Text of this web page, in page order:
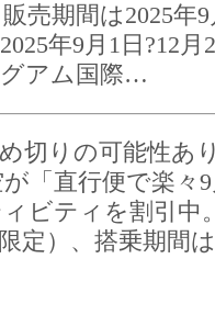
売期間は2025年
年9月1日?12
アム国際…
切りの可能性あ
「直行便で楽々
ビティを割引中
定）、搭乗期間